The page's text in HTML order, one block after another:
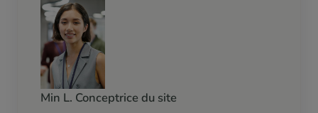
Min L. Conceptrice du site